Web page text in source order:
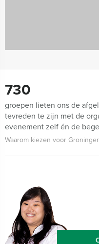
730
groepen lieten ons de
tevreden te zijn met de
evenement zelf én de
Waarom kiezen voor